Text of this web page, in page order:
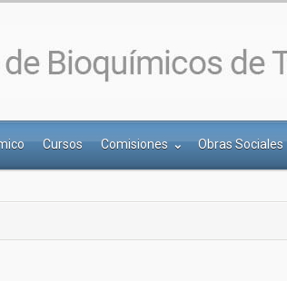
Cursos Comisiones Obras Sociales